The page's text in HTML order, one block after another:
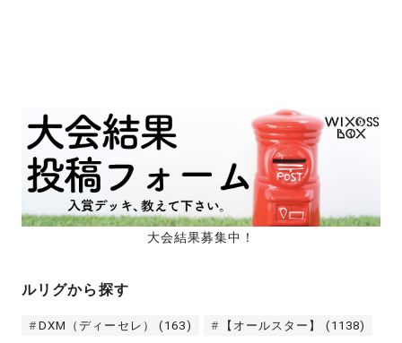
大会結果募集中！
ルリグから探す
DXM（ディーセレ） (163) 【オールスター】 (1138)